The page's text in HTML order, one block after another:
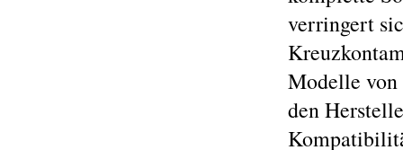
verringert
Modelle von
den